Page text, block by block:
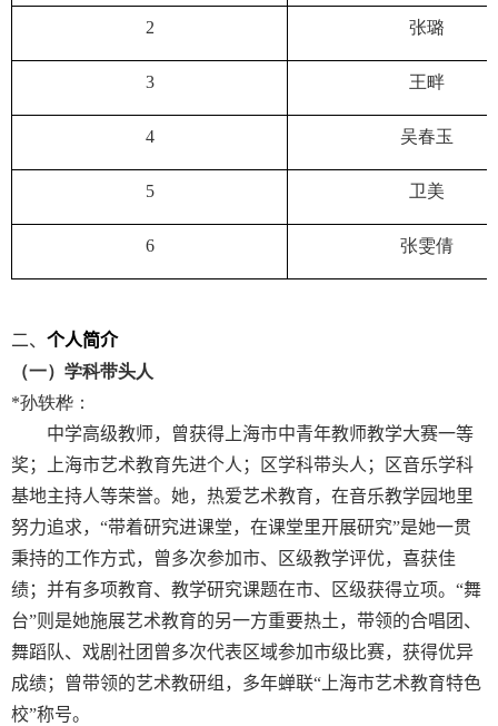
2 张璐
3 王畔
4 吴春玉
5 卫美
6 张雯倩
二、 个人简介
（一）学科带头人
*孙轶桦：
中学高级教师，曾获得上海市中青年教师教学大赛一等
奖；上海市艺术教育先进个人；区学科带头人；区音乐学科
基地主持人等荣誉。她，热爱艺术教育，在音乐教学园地里
努力追求，“带着研究进课堂，在课堂里开展研究”是她一贯
秉持的工作方式，曾多次参加市、区级教学评优，喜获佳
绩；并有多项教育、教学研究课题在市、区级获得立项。“舞
台”则是她施展艺术教育的另一方重要热土，带领的合唱团、
舞蹈队、戏剧社团曾多次代表区域参加市级比赛，获得优异
成绩；曾带领的艺术教研组，多年蝉联“上海市艺术教育特色
校”称号。